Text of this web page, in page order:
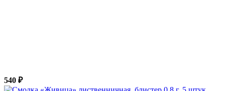
540 ₽